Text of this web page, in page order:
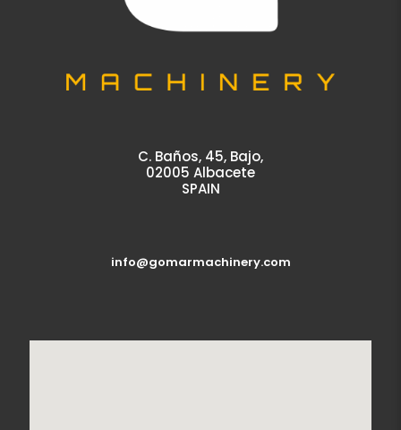
C. Baños, 45, Bajo,
02005 Albacete
SPAIN
info@gomarmachinery.com